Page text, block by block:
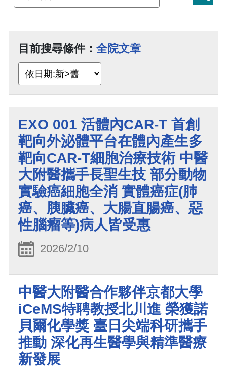
目前搜尋條件： 全院文章
EXO 001 活體內CAR-T 首創
靶向外泌體平台在體內產生多
靶向CAR-T細胞治療技術 中醫
大附醫攜手長聖生技 部分動物
實驗癌細胞全消 實體癌症(肺
癌、胰臟癌、大腸直腸癌、惡
性腦瘤等)病人皆受惠
2026/2/10
中醫大附醫合作夥伴京都大學
iCeMS特聘教授北川進 榮獲諾
貝爾化學獎 臺日尖端科研攜手
推動 深化再生醫學與精準醫療
新發展